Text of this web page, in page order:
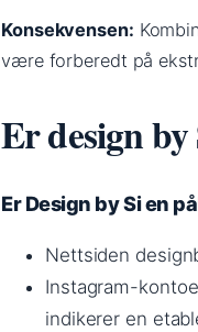
Konsekvensen:
være forberedt på
Er design
Er Design by Si en
Nettsiden
Instagram-
indikerer en